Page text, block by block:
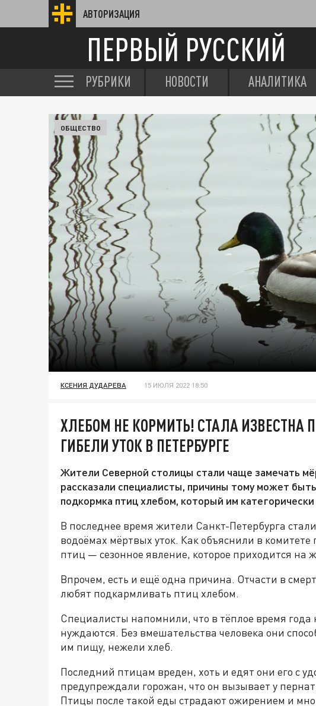
АВТОРИЗАЦИЯ
ПЕРВЫЙ РУССКИЙ
РУБРИКИ НОВОСТИ АНАЛИТИКА
ОБЩЕСТВО
КСЕНИЯ ДУДАРЕВА 15 ИЮЛЯ 2022 18:50
ХЛЕБОМ НЕ КОРМИТЬ! СТАЛА ИЗВЕСТНА
ГИБЕЛИ УТОК В ПЕТЕРБУРГЕ
Жители Северной столицы стали чаще замечать
рассказали специалисты, причины тому может
подкормка птиц хлебом, который им категорически
В последнее время жители Санкт-Петербурга
водоёмах мёртвых уток. Как объяснили в
птиц — сезонное явление, которое приходится на
Впрочем, есть и ещё одна причина. Отчасти в
любят подкармливать птиц хлебом.
Специалисты напомнили, что в тёплое время
нуждаются. Без вмешательства человека они
им пищу, нежели хлеб.
Последний птицам вреден, хоть и едят они его с
предупреждали горожан, что он вызывает у
Птицы после такой еды страдают ожирением и